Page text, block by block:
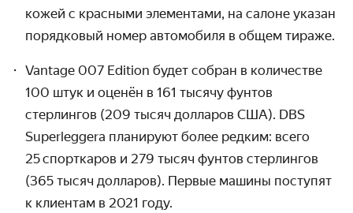
кожей с красными элементами, на салоне указан
порядковый номер автомобиля в общем тираже.
Vantage 007 Edition будет собран в количестве
100 штук и оценён в 161 тысячу фунтов
стерлингов (209 тысяч долларов США). DBS
Superleggera планируют более редким: всего
25 спорткаров и 279 тысяч фунтов стерлингов
(365 тысяч долларов). Первые машины поступят
к клиентам в 2021 году.